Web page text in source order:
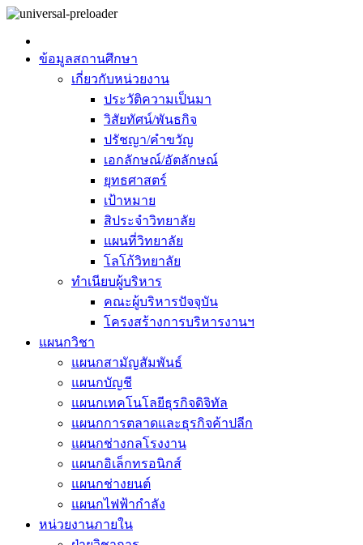
ข้อมูลสถานศึกษา
เกี่ยวกับหน่วยงาน
ประวัติความเป็นมา
วิสัยทัศน์/พันธกิจ
ปรัชญา/คำขวัญ
เอกลักษณ์/อัตลักษณ์
ยุทธศาสตร์
เป้าหมาย
สิประจำวิทยาลัย
แผนที่วิทยาลัย
โลโก้วิทยาลัย
ทำเนียบผู้บริหาร
คณะผู้บริหารปัจจุบัน
โครงสร้างการบริหารงานฯ
แผนกวิชา
แผนกสามัญสัมพันธ์
แผนกบัญชี
แผนกเทคโนโลยีธุรกิจดิจิทัล
แผนกการตลาดและธุรกิจค้าปลีก
แผนกช่างกลโรงงาน
แผนกอิเล็กทรอนิกส์
แผนกช่างยนต์
แผนกไฟฟ้ากำลัง
หน่วยงานภายใน